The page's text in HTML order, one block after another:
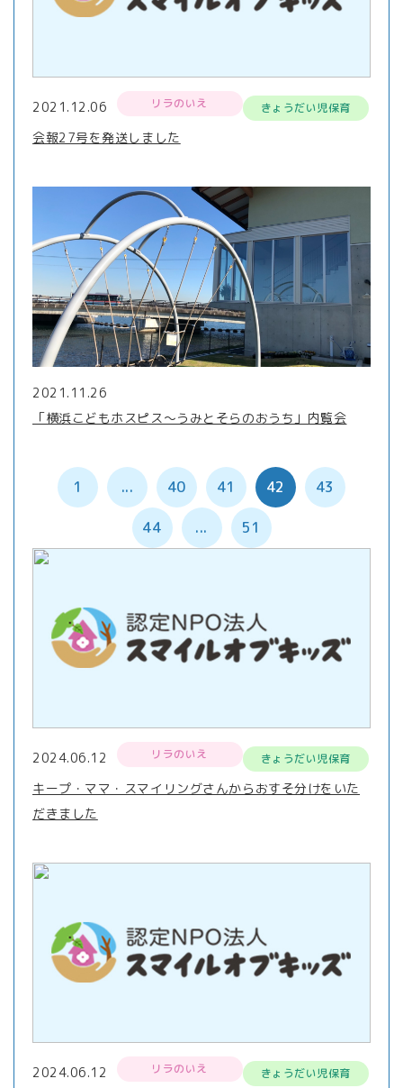
2021.12.06 リラのいえ きょうだい児保育
会報27号を発送しました
2021.11.26
「横浜こどもホスピス～うみとそらのおうち」内覧会
1 ... 40 41 42 43
44 ... 51
2024.06.12 リラのいえ きょうだい児保育
キープ・ママ・スマイリングさんからおすそ分けをいた
だきました
2024.06.12 リラのいえ きょうだい児保育